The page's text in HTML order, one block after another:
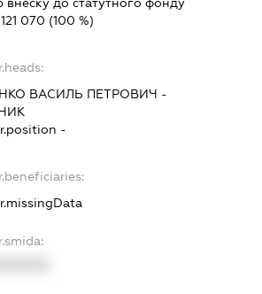
121 070 (100 %)
ВАСИЛЬ ПЕТРОВИЧ -
-